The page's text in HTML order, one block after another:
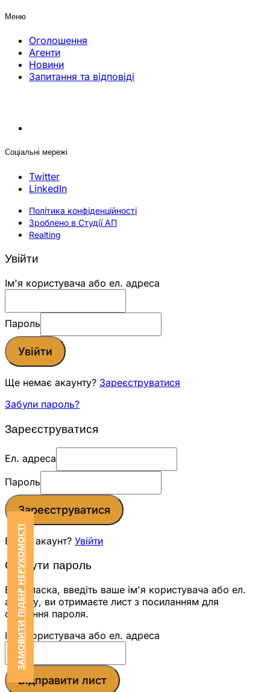
Меню
Оголошення
Агенти
Новини
Запитання та відповіді
Соціальні мережі
Twitter
LinkedIn
Політика конфіденційності
Зроблено в Студії АП
Realting
ЗАМОВИТИ ПІДБІР НЕРУХОМОСТІ
Увійти
Ім'я користувача або ел. адреса
Пароль
Увійти
Ще немає акаунту? Зареєструватися
Забули пароль?
Зареєструватися
Ел. адреса
Пароль
Зареєструватися
Вже є акаунт? Увійти
Скинути пароль
Будь ласка, введіть ваше ім'я користувача або ел.
адресу, ви отримаєте лист з посиланням для
скидання пароля.
Ім'я користувача або ел. адреса
Відправити лист